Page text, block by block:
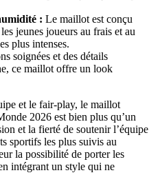
: Le maillot est conçu
jeunes joueurs au frais et au
plus intenses.
soignées et des détails
ce maillot offre un look
et le fair-play, le maillot
2026 est bien plus qu’un
et la fierté de soutenir l’équipe
sportifs les plus suivis au
la possibilité de porter les
intégrant un style qui ne